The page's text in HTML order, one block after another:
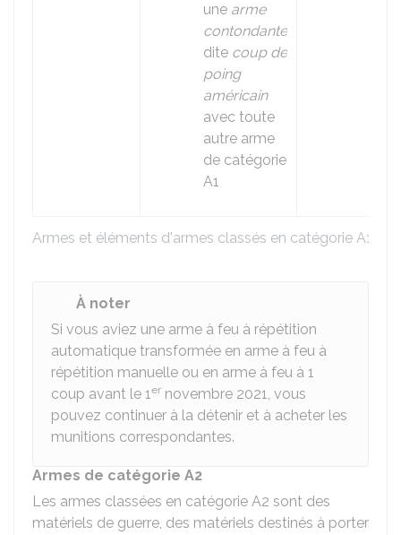
Armes et éléments d'armes classés en catégorie A1
une arme
contondante
dite coup de
poing
américain
avec toute
autre arme
de catégorie
A1
À noter
Si vous aviez une arme à feu à répétition
automatique transformée en arme à feu à
répétition manuelle ou en arme à feu à 1
coup avant le 1er novembre 2021, vous
pouvez continuer à la détenir et à acheter les
munitions correspondantes.
Armes de catégorie A2
Les armes classées en catégorie A2 sont des
matériels de guerre, des matériels destinés à porter